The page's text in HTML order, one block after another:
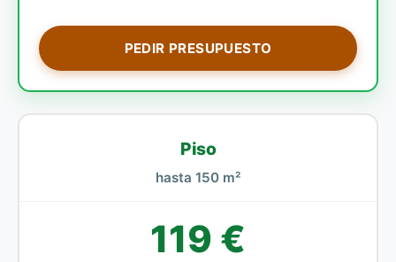
PEDIR PRESUPUESTO
Piso
hasta 150 m²
119 €